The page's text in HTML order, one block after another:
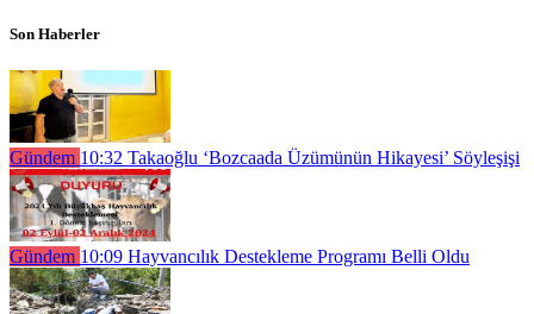
Son Haberler
Gündem 10:32 Takaoğlu ‘Bozcaada Üzümünün Hikayesi’ Söyleşişi
Gündem 10:09 Hayvancılık Destekleme Programı Belli Oldu